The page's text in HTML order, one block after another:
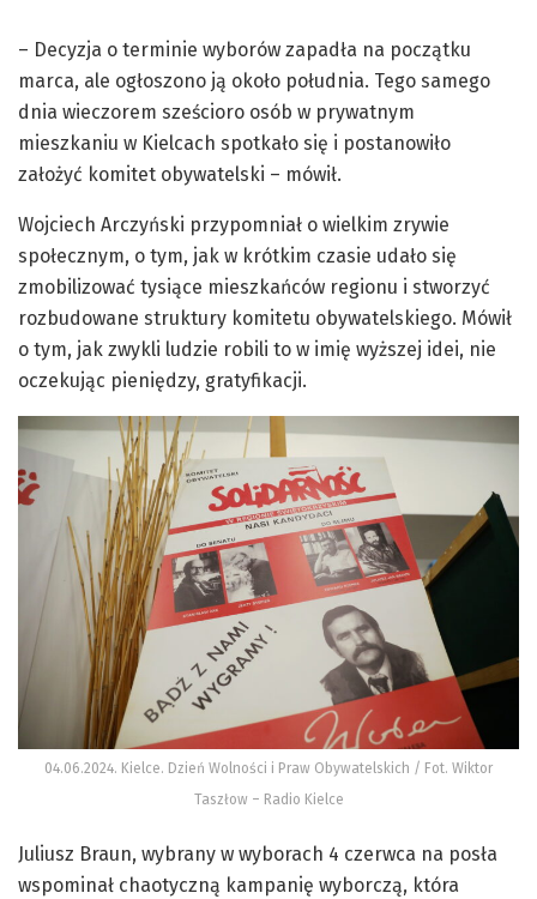
– Decyzja o terminie wyborów zapadła na początku
marca, ale ogłoszono ją około południa. Tego samego
dnia wieczorem sześcioro osób w prywatnym
mieszkaniu w Kielcach spotkało się i postanowiło
założyć komitet obywatelski – mówił.
Wojciech Arczyński przypomniał o wielkim zrywie
społecznym, o tym, jak w krótkim czasie udało się
zmobilizować tysiące mieszkańców regionu i stworzyć
rozbudowane struktury komitetu obywatelskiego. Mówił
o tym, jak zwykli ludzie robili to w imię wyższej idei, nie
oczekując pieniędzy, gratyfikacji.
04.06.2024. Kielce. Dzień Wolności i Praw Obywatelskich / Fot. Wiktor
Taszłow – Radio Kielce
Juliusz Braun, wybrany w wyborach 4 czerwca na posła
wspominał chaotyczną kampanię wyborczą, która